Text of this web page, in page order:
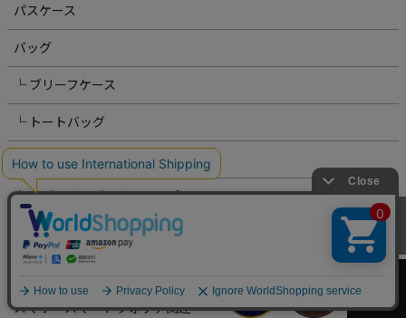
パスケース
バッグ
└ ブリーフケース
└ トートバッグ
└ バックパック・リュックサック
└ ボディバッグ・ウエストポーチ
└ クラッチ・セカンドバッグ
スマホ・スマートウォッチ関連
カートへ